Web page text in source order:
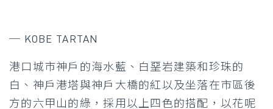
─ KOBE TARTAN
港口城市神戶的海水藍、白堊岩建築和珍珠的
白、神戶港塔與神戶大橋的紅以及坐落在市區後
方的六甲山的綠，採用以上四色的搭配，以花呢